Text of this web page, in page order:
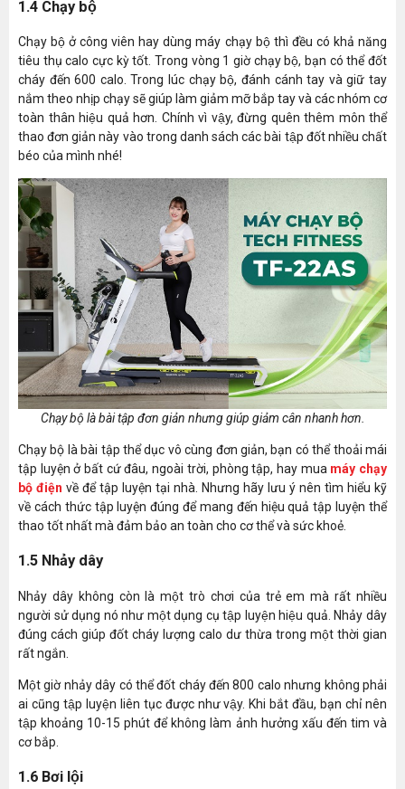
1.4 Chạy bộ
Chạy bộ ở công viên hay dùng máy chạy bộ thì đều có khả năng
tiêu thụ calo cực kỳ tốt. Trong vòng 1 giờ chạy bộ, bạn có thể đốt
cháy đến 600 calo. Trong lúc chạy bộ, đánh cánh tay và giữ tay
nắm theo nhịp chạy sẽ giúp làm giảm mỡ bắp tay và các nhóm cơ
toàn thân hiệu quả hơn. Chính vì vậy, đừng quên thêm môn thể
thao đơn giản này vào trong danh sách các bài tập đốt nhiều chất
béo của mình nhé!
Chạy bộ là bài tập đơn giản nhưng giúp giảm cân nhanh hơn.
Chạy bộ là bài tập thể dục vô cùng đơn giản, bạn có thể thoải mái
tập luyện ở bất cứ đâu, ngoài trời, phòng tập, hay mua máy chạy
bộ điện về để tập luyện tại nhà. Nhưng hãy lưu ý nên tìm hiểu kỹ
về cách thức tập luyện đúng để mang đến hiệu quả tập luyện thể
thao tốt nhất mà đảm bảo an toàn cho cơ thể và sức khoẻ.
1.5 Nhảy dây
Nhảy dây không còn là một trò chơi của trẻ em mà rất nhiều
người sử dụng nó như một dụng cụ tập luyện hiệu quả. Nhảy dây
đúng cách giúp đốt cháy lượng calo dư thừa trong một thời gian
rất ngắn.
Một giờ nhảy dây có thể đốt cháy đến 800 calo nhưng không phải
ai cũng tập luyện liên tục được như vậy. Khi bắt đầu, bạn chỉ nên
tập khoảng 10-15 phút để không làm ảnh hưởng xấu đến tim và
cơ bắp.
1.6 Bơi lội